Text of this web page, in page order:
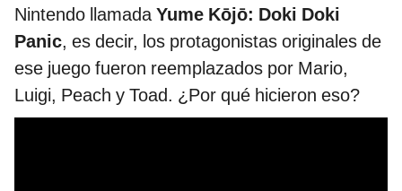
Nintendo llamadaYume Kōjō: Doki Doki
Panic, es decir, los protagonistas originales de
ese juego fueron reemplazados por Mario,
Luigi, Peach y Toad. ¿Por qué hicieron eso?